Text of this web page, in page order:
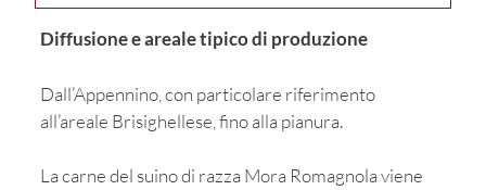
Diffusione e areale tipico di produzione
Dall’Appennino, con particolare riferimento
all’areale Brisighellese, fino alla pianura.
La carne del suino di razza Mora Romagnola viene